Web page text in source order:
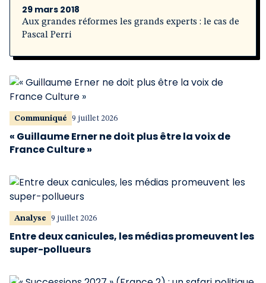
29 mars 2018
Aux grandes réformes les grands experts : le cas de
Pascal Perri
Communiqué 9 juillet 2026
« Guillaume Erner ne doit plus être la voix de
France Culture »
Analyse 9 juillet 2026
Entre deux canicules, les médias promeuvent les
super-pollueurs